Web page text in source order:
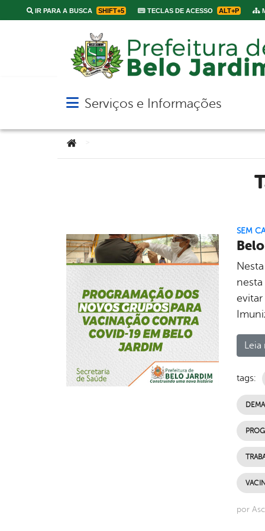
IR PARA A BUSCA SHIFT+5 TECLAS DE ACESSO ALT+P
Abrir menu principal de navegação
Serviços e Informações
Você está aqui:
SEM
Leia
tags:
por